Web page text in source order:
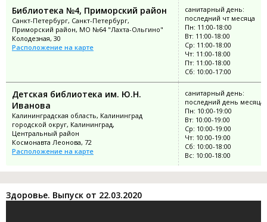
Библиотека №4, Приморский район
Санкт-Петербург, Санкт-Петербург,
Приморский район, МО №64 "Лахта-Ольгино"
Колодезная, 30
Расположение на карте
санитарный день:
последний чт месяца
Пн: 11:00-18:00
Вт: 11:00-18:00
Ср: 11:00-18:00
Чт: 11:00-18:00
Пт: 11:00-18:00
Сб: 10:00-17:00
Детская библиотека им. Ю.Н.
Иванова
Калининградская область, Калининград
городской округ, Калининград,
Центральный район
Космонавта Леонова, 72
Расположение на карте
санитарный день:
последний день месяца
Пн: 10:00-19:00
Вт: 10:00-19:00
Ср: 10:00-19:00
Чт: 10:00-19:00
Сб: 10:00-18:00
Вс: 10:00-18:00
Здоровье. Выпуск от 22.03.2020